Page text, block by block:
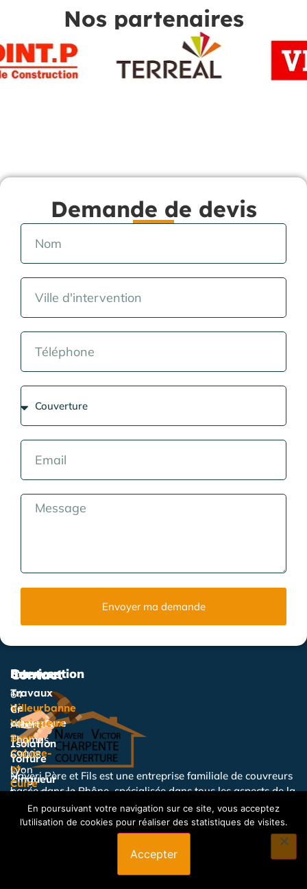
Nos partenaires
Demande de devis
Envoyer ma demande
Naveri Père et Fils est une entreprise familiale de couvreurs
basée dans le Rhône, spécialisée dans tous les aspects de la
couverture et de la zinguerie.
Services
Travaux
de
couverture
Isolation
Toiture
Zingueur
Toiture
Intervention
Villeurbanne
Vénissieux
Bron
Caluire-
et-
Cuire
Velin
Contact
64
Cr
Albert
Thomas,
69008
Lyon
0478465699
Du
lundi
En poursuivant votre navigation sur ce site, vous acceptez
l’utilisation de cookies pour réaliser des statistiques de visites.
Accepter